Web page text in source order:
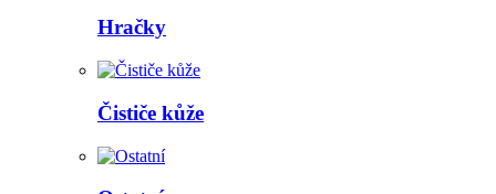
Hračky
Čističe kůže